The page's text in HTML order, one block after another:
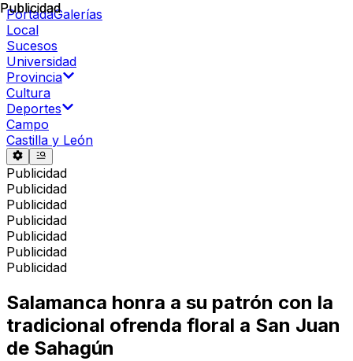
PortadaGalerías
Local
Sucesos
Universidad
Provincia
Cultura
Deportes
Campo
Castilla y León
Publicidad
Publicidad
Publicidad
Publicidad
Publicidad
Publicidad
Publicidad
Publicidad
Salamanca honra a su patrón con la
tradicional ofrenda floral a San Juan
de Sahagún
Publicidad